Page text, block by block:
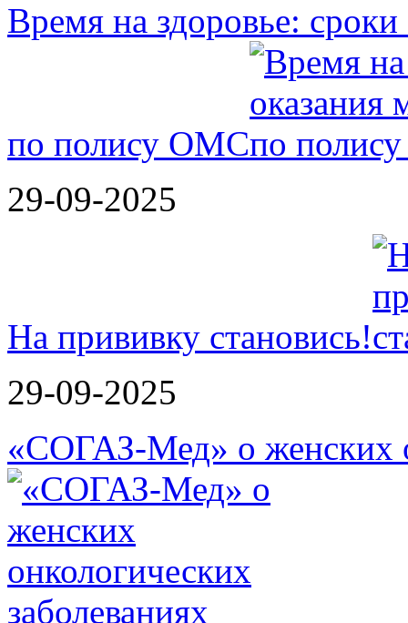
Время на здоровье:
по полису ОМС
29-09-2025
На прививку становись!
29-09-2025
«СОГАЗ-Мед» о женских